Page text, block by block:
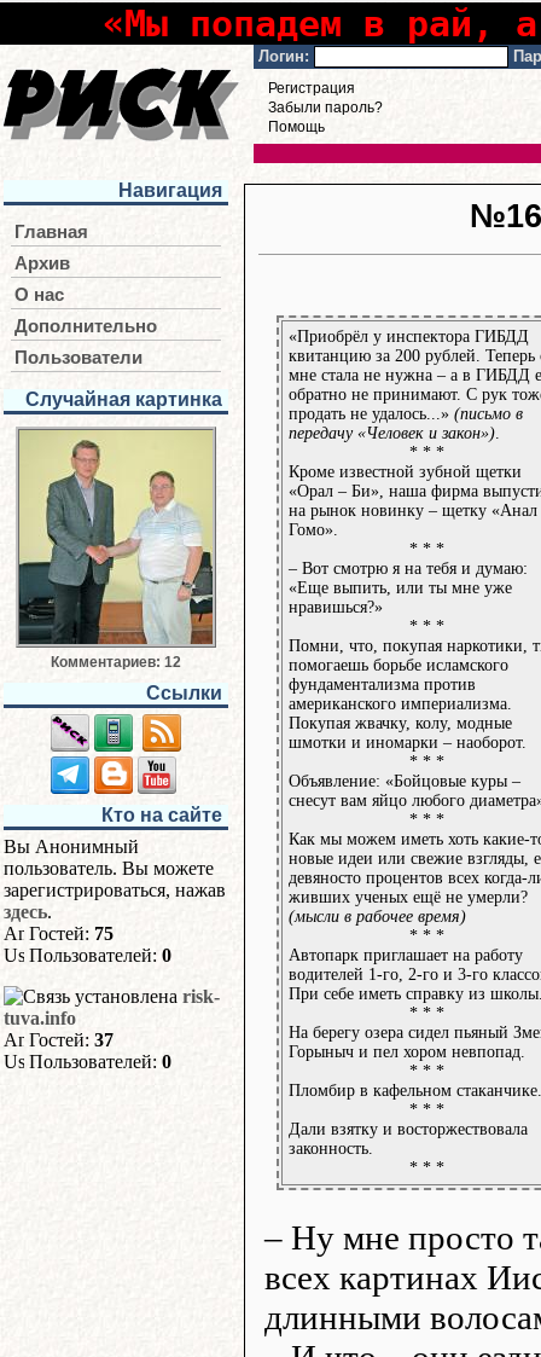
«Мы попадем в рай,
Логин:
Регистрация
Забыли пароль?
Помощь
Навигация
Главная
Архив
О нас
Дополнительно
Пользователи
Случайная картинка
Комментариев: 12
Ссылки
Кто на сайте
Вы Анонимный
пользователь. Вы можете
зарегистрироваться, нажав
здесь.
Гостей: 75
Пользователей: 0
risk-
tuva.info
Гостей: 37
Пользователей: 0
№16
«Приобрёл у инспектора ГИБДД
квитанцию за 200 рублей. Теперь
мне стала не нужна – а в ГИБДД
обратно не принимают. С рук
продать не удалось...» (письмо в
передачу «Человек и закон»)
* * *
Кроме известной зубной щетки
«Орал – Би», наша фирма
на рынок новинку – щетку «Анал
Гомо».
* * *
– Вот смотрю я на тебя и думаю:
«Еще выпить, или ты мне уже
нравишься?»
* * *
Помни, что, покупая наркотики,
помогаешь борьбе исламского
фундаментализма против
американского империализма.
Покупая жвачку, колу, модные
шмотки и иномарки – наоборот.
* * *
Объявление: «Бойцовые куры –
снесут вам яйцо любого
* * *
Как мы можем иметь хоть какие-
новые идеи или свежие взгляды,
девяносто процентов всех когда-
живших ученых ещё не умерли?
(мысли в рабочее время)
* * *
Автопарк приглашает на работу
водителей 1-го, 2-го и 3-го
При себе иметь справку из
* * *
На берегу озера сидел пьяный
Горыныч и пел хором невпопад.
* * *
Пломбир в кафельном стаканчике.
* * *
Дали взятку и восторжествовала
законность.
* * *
– Ну мне просто
всех картинах
длинными